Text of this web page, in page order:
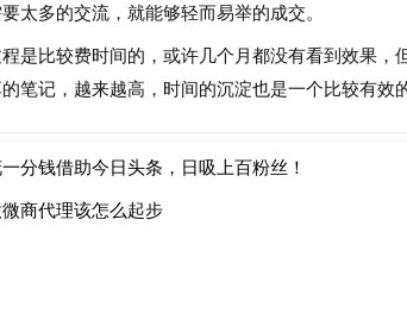
太多的交流，就能够轻而易举的成交。
比较费时间的，或许几个月都没有看到效果，
笔记，越来越高，时间的沉淀也是一个比较有效
分钱借助今日头条，日吸上百粉丝！
商代理该怎么起步